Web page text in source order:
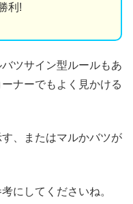
利!
ツサイン型ルールもあ
ナーでもよく見かける
、またはマルかバツが
にしてくださいね。